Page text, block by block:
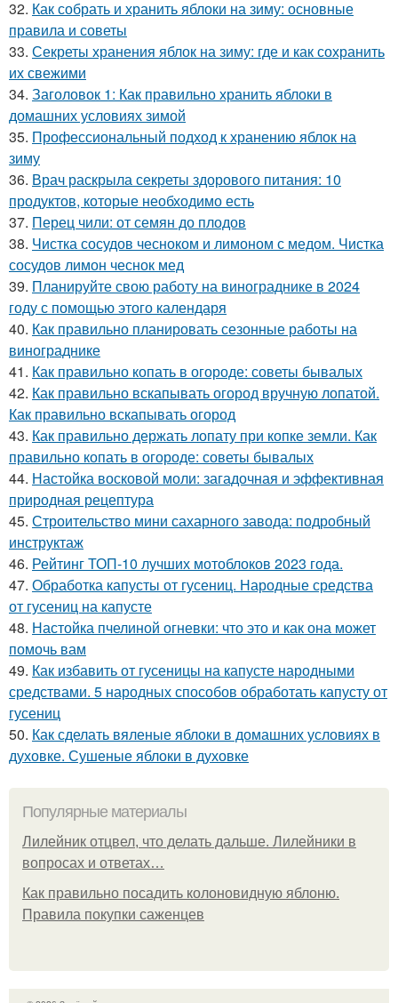
32. Как собрать и хранить яблоки на зиму: основные
правила и советы
33. Секреты хранения яблок на зиму: где и как сохранить
их свежими
34. Заголовок 1: Как правильно хранить яблоки в
домашних условиях зимой
35. Профессиональный подход к хранению яблок на
зиму
36. Врач раскрыла секреты здорового питания: 10
продуктов, которые необходимо есть
37. Перец чили: от семян до плодов
38. Чистка сосудов чесноком и лимоном с медом. Чистка
сосудов лимон чеснок мед
39. Планируйте свою работу на винограднике в 2024
году с помощью этого календаря
40. Как правильно планировать сезонные работы на
винограднике
41. Как правильно копать в огороде: советы бывалых
42. Как правильно вскапывать огород вручную лопатой.
Как правильно вскапывать огород
43. Как правильно держать лопату при копке земли. Как
правильно копать в огороде: советы бывалых
44. Настойка восковой моли: загадочная и эффективная
природная рецептура
45. Строительство мини сахарного завода: подробный
инструктаж
46. Рейтинг ТОП-10 лучших мотоблоков 2023 года.
47. Обработка капусты от гусениц. Народные средства
от гусениц на капусте
48. Настойка пчелиной огневки: что это и как она может
помочь вам
49. Как избавить от гусеницы на капусте народными
средствами. 5 народных способов обработать капусту от
гусениц
50. Как сделать вяленые яблоки в домашних условиях в
духовке. Сушеные яблоки в духовке
Популярные материалы
Лилейник отцвел, что делать дальше. Лилейники в
вопросах и ответах…
Как правильно посадить колоновидную яблоню.
Правила покупки саженцев